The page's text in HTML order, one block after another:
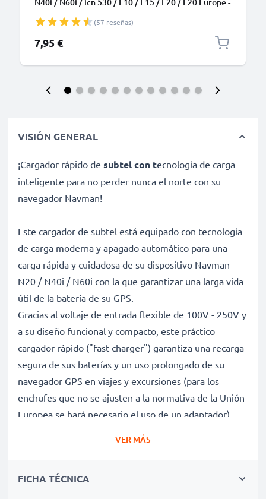
1000mA
(57 reseñas)
7,95 €
VISIÓN GENERAL
¡Cargador rápido de subtel con tecnología de carga
inteligente para no perder nunca el norte con su
navegador Navman!
Este cargador de subtel está equipado con tecnología
de carga moderna y apagado automático para una
carga rápida y cuidadosa de su dispositivo Navman
N20 / N40i / N60i con la que garantizar una larga vida
útil de la batería de su GPS.
Gracias al voltaje de entrada flexible de 100V - 250V y
a su diseño funcional y compacto, este práctico
cargador rápido ("fast charger") garantiza una recarga
segura de sus baterías y un uso prolongado de su
navegador GPS en viajes y excursiones (para los
enchufes que no se ajusten a la normativa de la Unión
Europea se hará necesario el uso de un adaptador).
del cargador de baterías
VER MÁS
FICHA TÉCNICA